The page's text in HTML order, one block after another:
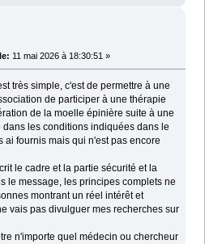
11 mai 2026 à 18:30:51 »
très simple, c'est de permettre à une
de participer à une thérapie
de la moelle épinière suite à une
les conditions indiquées dans le
ai fournis mais qui n'est pas encore
le cadre et la partie sécurité et la
le message, les principes complets ne
montrant un réel intérêt et
vais pas divulguer mes recherches sur
n'importe quel médecin ou chercheur